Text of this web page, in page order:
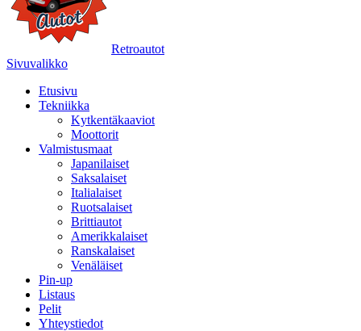
Retroautot
Sivuvalikko
Etusivu
Tekniikka
Kytkentäkaaviot
Moottorit
Valmistusmaat
Japanilaiset
Saksalaiset
Italialaiset
Ruotsalaiset
Brittiautot
Amerikkalaiset
Ranskalaiset
Venäläiset
Pin-up
Listaus
Pelit
Yhteystiedot